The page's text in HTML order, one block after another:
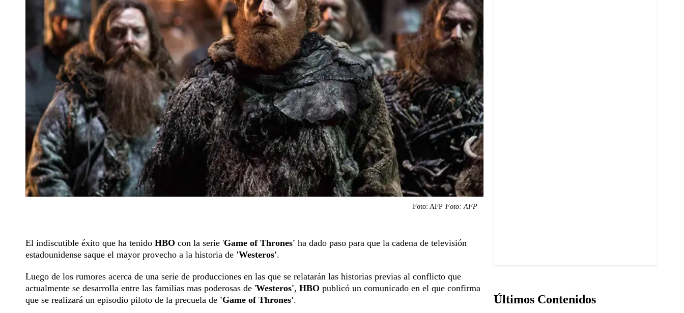
Foto: AFP Foto: AFP
El indiscutible éxito que ha tenido HBO con la serie 'Game of Thrones' ha dado paso para que la cadena de televisión
estadounidense saque el mayor provecho a la historia de 'Westeros'.
Luego de los rumores acerca de una serie de producciones en las que se relatarán las historias previas al conflicto que
actualmente se desarrolla entre las familias mas poderosas de 'Westeros', HBO publicó un comunicado en el que confirma
que se realizará un episodio piloto de la precuela de 'Game of Thrones'. Últimos Contenidos